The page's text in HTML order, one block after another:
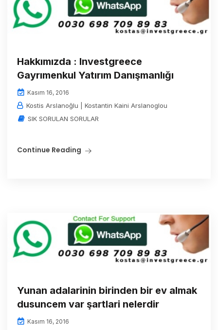
Hakkımızda : Investgreece
Gayrımenkul Yatırım Danışmanlığı
Kasım 16, 2016
Kostis Arslanoğlu | Kostantin Kaini Arslanoglou
SIK SORULAN SORULAR
Continue Reading
Yunan adalarinin birinden bir ev almak
dusuncem var şartlari nelerdir
Kasım 16, 2016